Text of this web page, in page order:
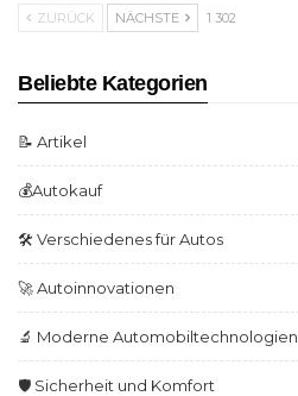
ZURÜCK NÄCHSTE 1 302
Beliebte Kategorien
📝 Artikel
💰Autokauf
🛠️ Verschiedenes für Autos
🚀 Autoinnovationen
🔬 Moderne Automobiltechnologien
🛡️ Sicherheit und Komfort